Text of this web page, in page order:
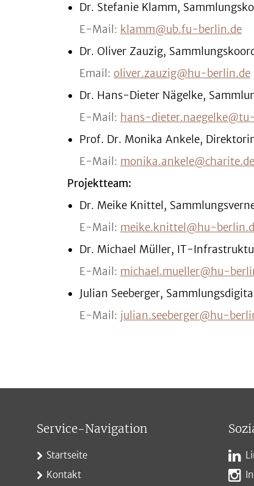
Dr. Stefanie Klamm,
E-Mail: klamm@ub.fu-berlin.de
Dr. Oliver Zauzig,
Email: oliver.zauzig@hu-berlin.de
Dr. Hans-Dieter Nägelke,
E-Mail: hans-
Prof. Dr. Monika Ankele,
E-Mail: monika.ankele@charite.de
Projektteam:
Dr. Meike Knittel,
E-Mail: meike.knittel@hu-
Dr. Michael Müller, IT-
E-Mail: michael.mueller@hu-
Julian Seeberger,
E-Mail: julian.seeberger@hu-
Service-Navigation
Startseite
Kontakt